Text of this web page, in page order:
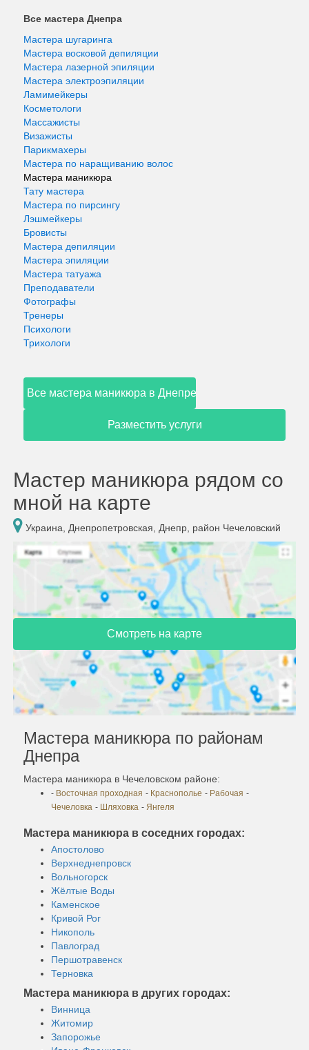
Все мастера Днепра
Мастера шугаринга
Мастера восковой депиляции
Мастера лазерной эпиляции
Мастера электроэпиляции
Ламимейкеры
Косметологи
Массажисты
Визажисты
Парикмахеры
Мастера по наращиванию волос
Мастера маникюра
Тату мастера
Мастера по пирсингу
Лэшмейкеры
Бровисты
Мастера депиляции
Мастера эпиляции
Мастера татуажа
Преподаватели
Фотографы
Тренеры
Психологи
Трихологи
Все мастера маникюра в Днепре
Разместить услуги
Мастер маникюра рядом со
мной на карте
Украина, Днепропетровская, Днепр, район Чечеловский
Смотреть на карте
Мастера маникюра по районам
Днепра
Мастера маникюра в Чечеловском районе:
- Восточная проходная - Краснополье - Рабочая -
Чечеловка - Шляховка - Янгеля
Мастера маникюра в соседних городах:
Апостолово
Верхнеднепровск
Вольногорск
Жёлтые Воды
Каменское
Кривой Рог
Никополь
Павлоград
Першотравенск
Терновка
Мастера маникюра в других городах:
Винница
Житомир
Запорожье